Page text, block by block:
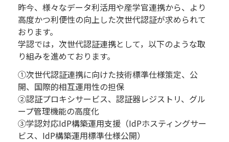
昨今、様々なデータ利活用や産学官連携から、より
高度かつ利便性の向上した次世代認証が求められて
おります。
学認では，次世代認証連携として，以下のような取
り組みを進めております。
①次世代認証連携に向けた技術標準仕様策定、公
開、国際的相互運用性の担保
②認証プロキシサービス、認証器レジストリ、グル
ープ管理機能の高度化
③学認対応IdP構築運用支援（IdPホスティングサー
ビス、IdP構築運用標準仕様公開）